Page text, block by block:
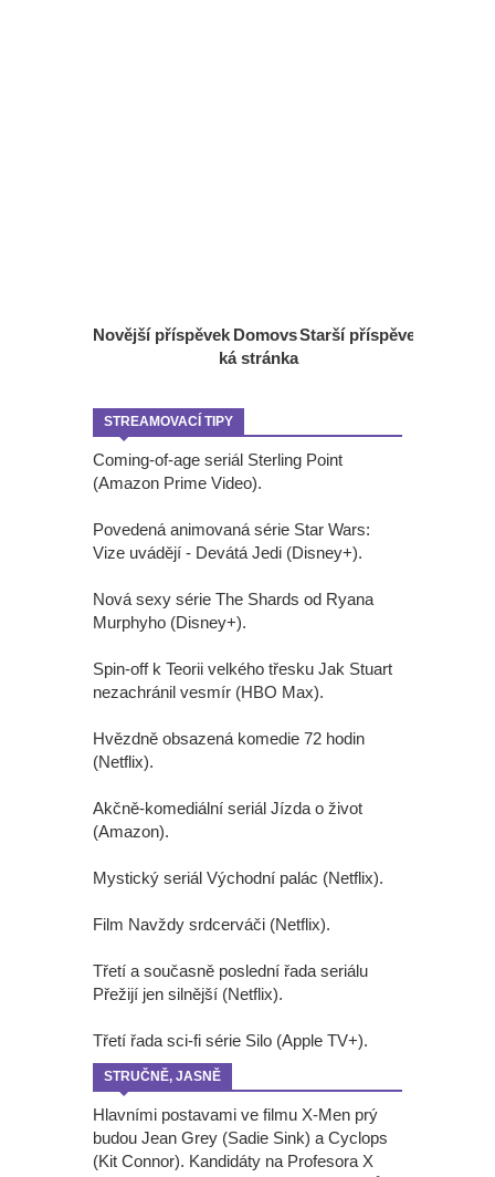
Novější příspěvek Starší příspěvek
Domovs
ká stránka
STREAMOVACÍ TIPY
Coming-of-age seriál Sterling Point
(Amazon Prime Video).
Povedená animovaná série Star Wars:
Vize uvádějí - Devátá Jedi (Disney+).
Nová sexy série The Shards od Ryana
Murphyho (Disney+).
Spin-off k Teorii velkého třesku Jak Stuart
nezachránil vesmír (HBO Max).
Hvězdně obsazená komedie 72 hodin
(Netflix).
Akčně-komediální seriál Jízda o život
(Amazon).
Mystický seriál Východní palác (Netflix).
Film Navždy srdcerváči (Netflix).
Třetí a současně poslední řada seriálu
Přežijí jen silnější (Netflix).
Třetí řada sci-fi série Silo (Apple TV+).
STRUČNĚ, JASNĚ
Hlavními postavami ve filmu X-Men prý
budou Jean Grey (Sadie Sink) a Cyclops
(Kit Connor). Kandidáty na Profesora X